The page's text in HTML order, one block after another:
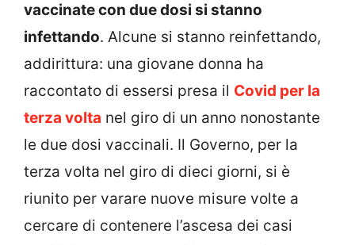
vaccinate con due dosi si stanno
infettando. Alcune si stanno reinfettando,
addirittura: una giovane donna ha
raccontato di essersi presa il Covid per la
terza volta nel giro di un anno nonostante
le due dosi vaccinali. Il Governo, per la
terza volta nel giro di dieci giorni, si è
riunito per varare nuove misure volte a
cercare di contenere l’ascesa dei casi